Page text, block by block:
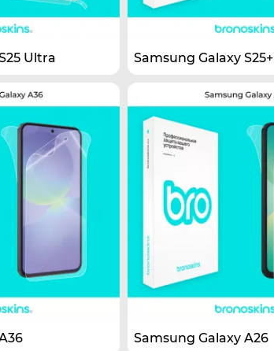
Ultra Samsung Galaxy S25+
Samsung Galaxy A26